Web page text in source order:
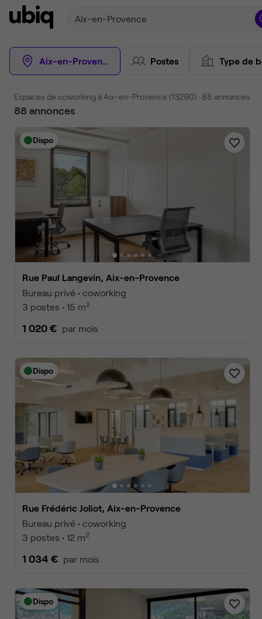
Aix-en-Provence
Aix-en-Provence Type de
Espaces de coworking à Aix-en-Provence (13290) : 88 annonces
88 annonces